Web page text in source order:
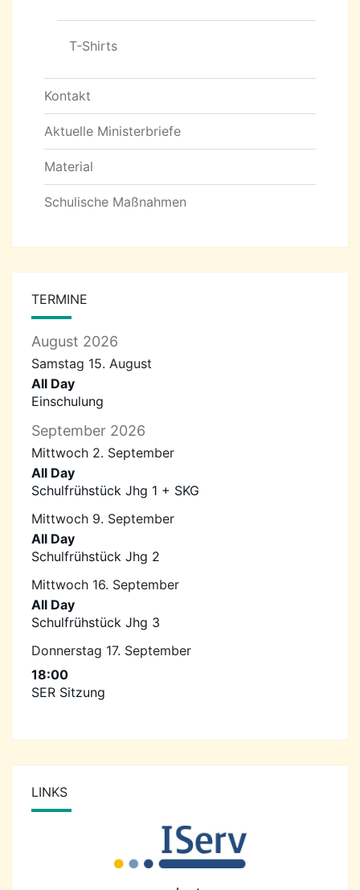
T-Shirts
Kontakt
Aktuelle Ministerbriefe
Material
Schulische Maßnahmen
TERMINE
August 2026
Samstag 15. August
All Day
Einschulung
September 2026
Mittwoch 2. September
All Day
Schulfrühstück Jhg 1 + SKG
Mittwoch 9. September
All Day
Schulfrühstück Jhg 2
Mittwoch 16. September
All Day
Schulfrühstück Jhg 3
Donnerstag 17. September
18:00
SER Sitzung
LINKS